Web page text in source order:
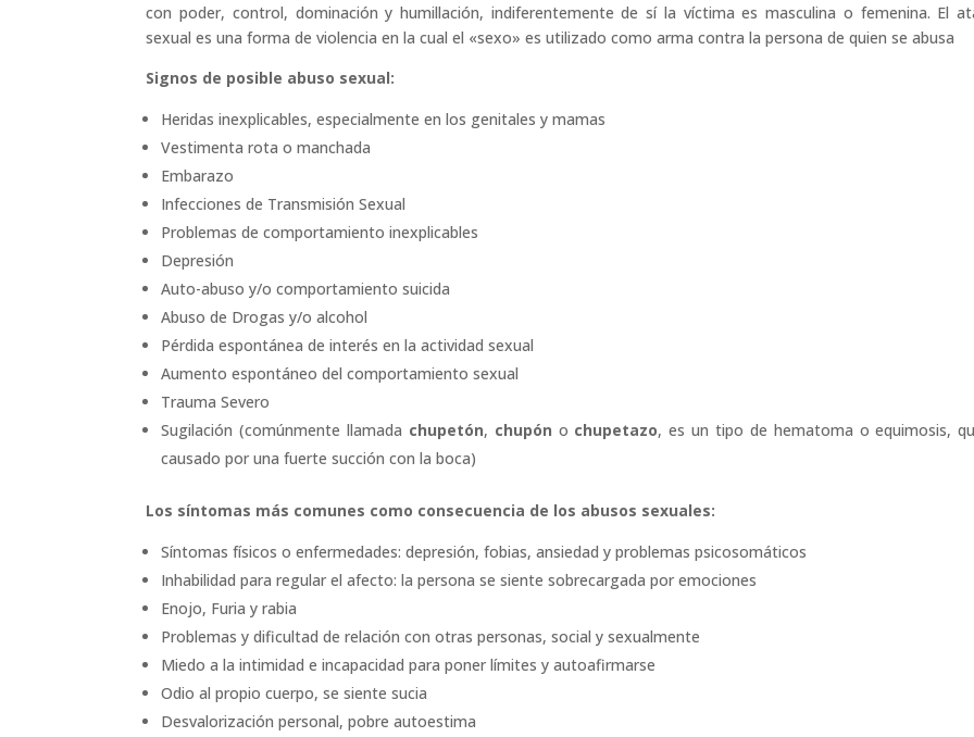
con poder, control, dominación y humillación, indiferentemente de sí la víctima es masculina o femenina. El
sexual es una forma de violencia en la cual el «sexo» es utilizado como arma contra la persona de quien se abusa
Signos de posible abuso sexual:
Heridas inexplicables, especialmente en los genitales y mamas
Vestimenta rota o manchada
Embarazo
Infecciones de Transmisión Sexual
Problemas de comportamiento inexplicables
Depresión
Auto-abuso y/o comportamiento suicida
Abuso de Drogas y/o alcohol
Pérdida espontánea de interés en la actividad sexual
Aumento espontáneo del comportamiento sexual
Trauma Severo
Sugilación (comúnmente llamada chupetón, chupón o chupetazo, es un tipo de hematoma o equimosis,
causado por una fuerte succión con la boca)
Los síntomas más comunes como consecuencia de los abusos sexuales:
Síntomas físicos o enfermedades: depresión, fobias, ansiedad y problemas psicosomáticos
Inhabilidad para regular el afecto: la persona se siente sobrecargada por emociones
Enojo, Furia y rabia
Problemas y dificultad de relación con otras personas, social y sexualmente
Miedo a la intimidad e incapacidad para poner límites y autoafirmarse
Odio al propio cuerpo, se siente sucia
Desvalorización personal, pobre autoestima